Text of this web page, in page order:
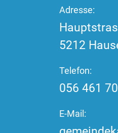
Adresse:
5212
Telefon:
056 461
E-Mail: